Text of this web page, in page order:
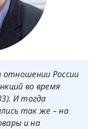
отношении России
во время
И тогда
так же – на
и на